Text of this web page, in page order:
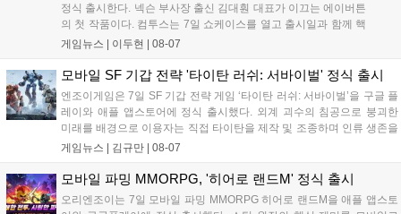
정식 출시한다. 넥슨 부사장 출신 김대훤 대표가 이끄는 에이버튼
의 첫 작품이다. 컴투스는 7일 쇼케이스를 열고 출시일과 함께 핵
심 콘텐츠, 유료화 정책, 운영 방향을 공개했다. 캐릭터명 선점은
의 오만으로 균열이...
게임뉴스 | 이두현 | 08-07
모바일 SF 기갑 전략 '타이탄 러쉬: 서바이벌' 정식 출시
엔조이게임은 7일 SF 기갑 전략 게임 ‘타이탄 러쉬: 서바이벌’을 구글 플
레이와 애플 앱스토어에 정식 출시했다. 외계 괴수의 침공으로 붕괴한
미래를 배경으로 이용자는 직접 타이탄을 제작 및 조종하며 인류 생존을
위한 전투를 펼친다. 지휘관 모집, 피난처 운영, 연맹 협동 콘텐츠가 특징
지원 보상을 제공한다. 상세 내용은 공식 커뮤니티에서 확인 가능하다....
게임뉴스 | 김규만 | 08-07
모바일 파밍 MMORPG, '히어로 랜드M' 정식 출시
오리엔조이는 7일 모바일 파밍 MMORPG 히어로 랜드M을 애플 앱스토